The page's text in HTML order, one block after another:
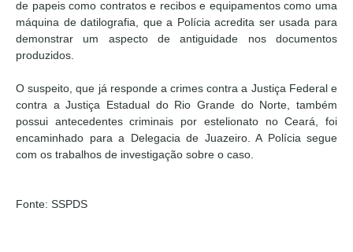
de papeis como contratos e recibos e equipamentos como uma
máquina de datilografia, que a Polícia acredita ser usada para
demonstrar um aspecto de antiguidade nos documentos
produzidos.
O suspeito, que já responde a crimes contra a Justiça Federal e
contra a Justiça Estadual do Rio Grande do Norte, também
possui antecedentes criminais por estelionato no Ceará, foi
encaminhado para a Delegacia de Juazeiro. A Polícia segue
com os trabalhos de investigação sobre o caso.
Fonte: SSPDS